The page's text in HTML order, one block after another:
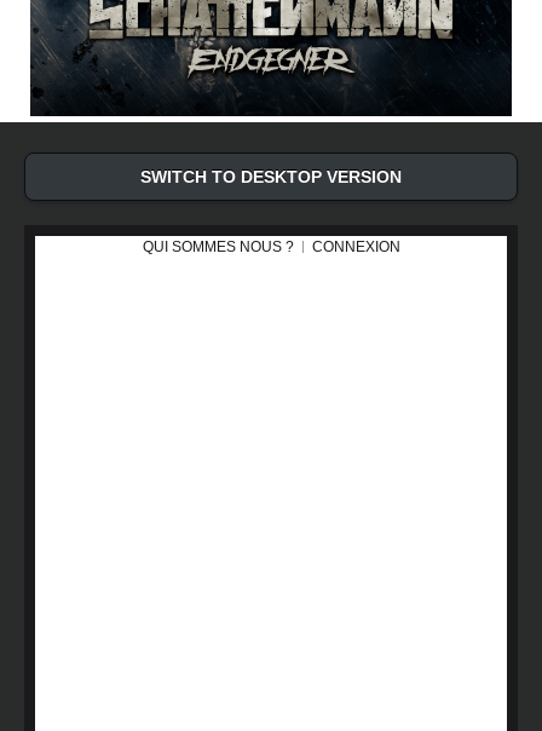
SWITCH TO DESKTOP VERSION
QUI SOMMES NOUS ? CONNEXION